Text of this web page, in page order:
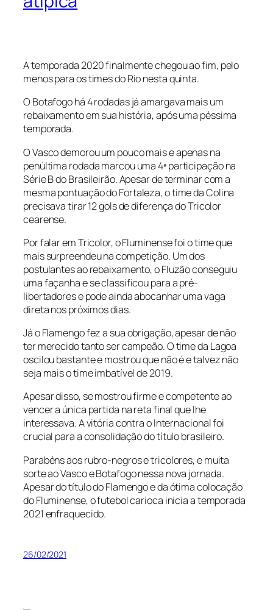
A temporada 2020 finalmente chegou ao fim, pelo
menos para os times do Rio nesta quinta.
O Botafogo há 4 rodadas já amargava mais um
rebaixamento em sua história, após uma péssima
temporada.
O Vasco demorou um pouco mais e apenas na
penúltima rodada marcou uma 4ª participação na
Série B do Brasileirão. Apesar de terminar com a
mesma pontuação do Fortaleza, o time da Colina
precisava tirar 12 gols de diferença do Tricolor
cearense.
Por falar em Tricolor, o Fluminense foi o time que
mais surpreendeu na competição. Um dos
postulantes ao rebaixamento, o Fluzão conseguiu
uma façanha e se classificou para a pré-
libertadores e pode ainda abocanhar uma vaga
direta nos próximos dias.
Já o Flamengo fez a sua obrigação, apesar de não
ter merecido tanto ser campeão. O time da Lagoa
oscilou bastante e mostrou que não é e talvez não
seja mais o time imbatível de 2019.
Apesar disso, se mostrou firme e competente ao
vencer a única partida na reta final que lhe
interessava. A vitória contra o Internacional foi
crucial para a consolidação do título brasileiro.
Parabéns aos rubro-negros e tricolores, e muita
sorte ao Vasco e Botafogo nessa nova jornada.
Apesar do título do Flamengo e da ótima colocação
do Fluminense, o futebol carioca inicia a temporada
2021 enfraquecido.
26/02/2021